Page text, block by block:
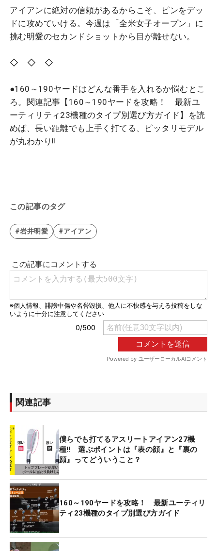
アイアンに絶対の信頼があるからこそ、ピンをデッ
ドに攻めていける。今週は「全米女子オープン」に
挑む明愛のセカンドショットから目が離せない。
◇ ◇ ◇
●160～190ヤードはどんな番手を入れるか悩むとこ
ろ。関連記事【160～190ヤードを攻略！ 最新ユ
ーティリティ23機種のタイプ別選び方ガイド】を読
めば、長い距離でも上手く打てる、ピッタリモデル
が丸わかり‼
この記事のタグ
#岩井明愛 #アイアン
関連記事
僕らでも打てるアスリートアイアン27機
種‼ 選ぶポイントは『表の顔』と『裏の
顔』ってどういうこと？
160～190ヤードを攻略！ 最新ユーティリ
ティ23機種のタイプ別選び方ガイド